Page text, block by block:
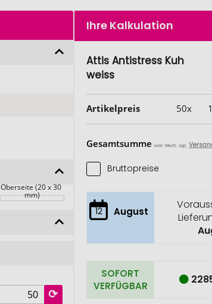
Oberseite (20 x 30
mm)
Ihre Kalkulation
Attis Antistress Kuh
weiss
Artikelpreis 50x
Gesamtsumme exkl. MwSt. zzgl.
Bruttopreise
12 August
SOFORT
VERFÜGBAR